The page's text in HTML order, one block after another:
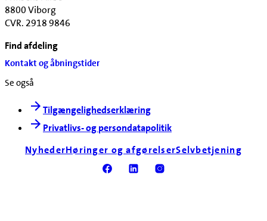
8800 Viborg
CVR. 2918 9846
Find afdeling
Kontakt og åbningstider
Se også
Tilgængelighedserklæring
Privatlivs- og persondatapolitik
NyhederHøringer og afgørelserSelvbetjening